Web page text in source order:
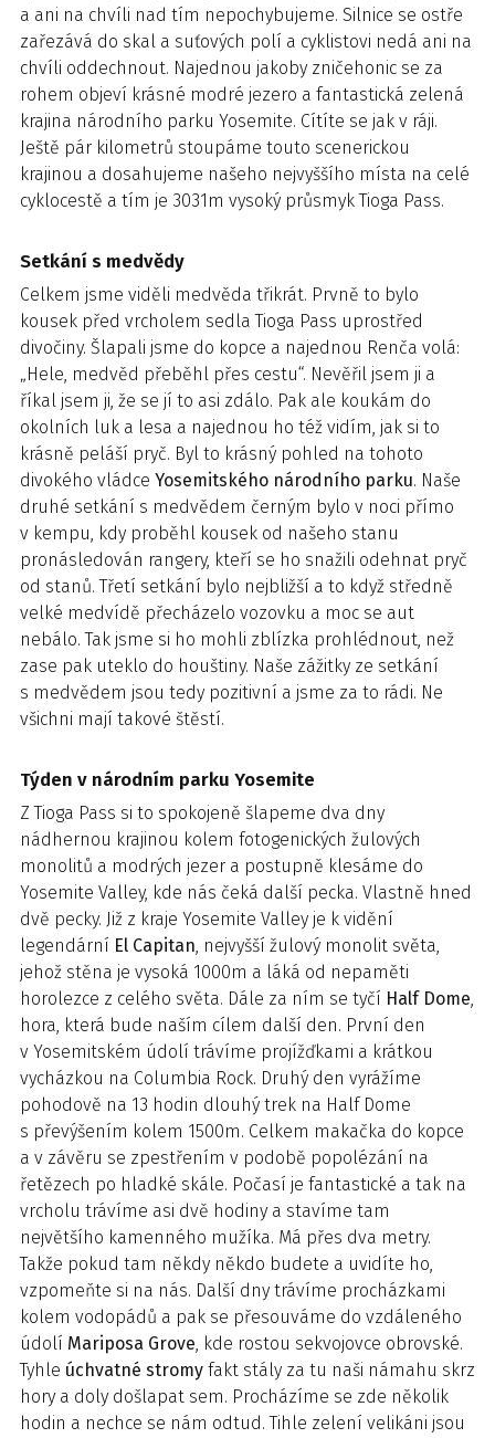
a ani na chvíli nad tím nepochybujeme. Silnice se ostře
zařezává do skal a suťových polí a cyklistovi nedá ani na
chvíli oddechnout. Najednou jakoby zničehonic se za
rohem objeví krásné modré jezero a fantastická zelená
krajina národního parku Yosemite. Cítíte se jak v ráji.
Ještě pár kilometrů stoupáme touto scenerickou
krajinou a dosahujeme našeho nejvyššího místa na celé
cyklocestě a tím je 3031m vysoký průsmyk Tioga Pass.
Setkání s medvědy
Celkem jsme viděli medvěda třikrát. Prvně to bylo
kousek před vrcholem sedla Tioga Pass uprostřed
divočiny. Šlapali jsme do kopce a najednou Renča volá:
„Hele, medvěd přeběhl přes cestu“. Nevěřil jsem ji a
říkal jsem ji, že se jí to asi zdálo. Pak ale koukám do
okolních luk a lesa a najednou ho též vidím, jak si to
krásně peláší pryč. Byl to krásný pohled na tohoto
divokého vládce Yosemitského národního parku. Naše
druhé setkání s medvědem černým bylo v noci přímo
v kempu, kdy proběhl kousek od našeho stanu
pronásledován rangery, kteří se ho snažili odehnat pryč
od stanů. Třetí setkání bylo nejbližší a to když středně
velké medvídě přecházelo vozovku a moc se aut
nebálo. Tak jsme si ho mohli zblízka prohlédnout, než
zase pak uteklo do houštiny. Naše zážitky ze setkání
s medvědem jsou tedy pozitivní a jsme za to rádi. Ne
všichni mají takové štěstí.
Týden v národním parku Yosemite
Z Tioga Pass si to spokojeně šlapeme dva dny
nádhernou krajinou kolem fotogenických žulových
monolitů a modrých jezer a postupně klesáme do
Yosemite Valley, kde nás čeká další pecka. Vlastně hned
dvě pecky. Již z kraje Yosemite Valley je k vidění
legendární El Capitan, nejvyšší žulový monolit světa,
jehož stěna je vysoká 1000m a láká od nepaměti
horolezce z celého světa. Dále za ním se tyčí Half Dome,
hora, která bude naším cílem další den. První den
v Yosemitském údolí trávíme projížďkami a krátkou
vycházkou na Columbia Rock. Druhý den vyrážíme
pohodově na 13 hodin dlouhý trek na Half Dome
s převýšením kolem 1500m. Celkem makačka do kopce
a v závěru se zpestřením v podobě popolézání na
řetězech po hladké skále. Počasí je fantastické a tak na
vrcholu trávíme asi dvě hodiny a stavíme tam
největšího kamenného mužíka. Má přes dva metry.
Takže pokud tam někdy někdo budete a uvidíte ho,
vzpomeňte si na nás. Další dny trávíme procházkami
kolem vodopádů a pak se přesouváme do vzdáleného
údolí Mariposa Grove, kde rostou sekvojovce obrovské.
Tyhle úchvatné stromy fakt stály za tu naši námahu skrz
hory a doly došlapat sem. Procházíme se zde několik
hodin a nechce se nám odtud. Tihle zelení velikáni jsou